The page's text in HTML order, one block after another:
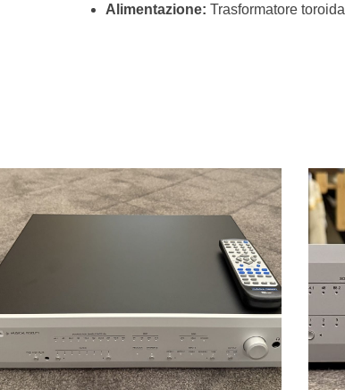
Alimentazione: Trasformatore